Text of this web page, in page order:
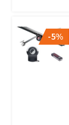
-5%